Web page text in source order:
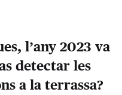
l’any 2023 va
detectar les
a la terrassa?